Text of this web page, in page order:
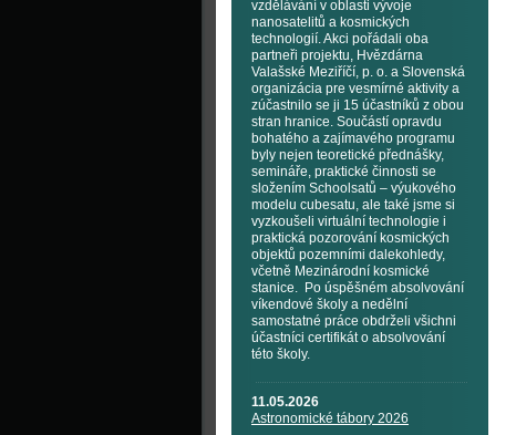
vzdělávání v oblasti vývoje
nanosatelitů a kosmických
technologií. Akci pořádali oba
partneři projektu, Hvězdárna
Valašské Meziříčí, p. o. a Slovenská
organizácia pre vesmírné aktivity a
zúčastnilo se ji 15 účastníků z obou
stran hranice. Součástí opravdu
bohatého a zajímavého programu
byly nejen teoretické přednášky,
semináře, praktické činnosti se
složením Schoolsatů – výukového
modelu cubesatu, ale také jsme si
vyzkoušeli virtuální technologie i
praktická pozorování kosmických
objektů pozemními dalekohledy,
včetně Mezinárodní kosmické
stanice. Po úspěšném absolvování
víkendové školy a nedělní
samostatné práce obdrželi všichni
účastníci certifikát o absolvování
této školy.
11.05.2026
Astronomické tábory 2026